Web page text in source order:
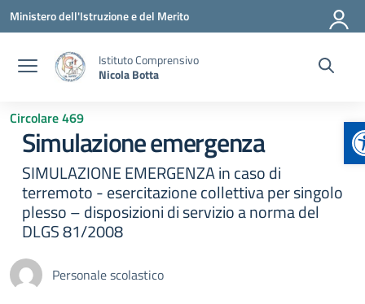
Vai ai contenuti
Vai al menu di navigazione
Vai al footer
Ministero dell'Istruzione e del Merito
Istituto Comprensivo
Nicola Botta
Circolare 469
Simulazione emergenza
SIMULAZIONE EMERGENZA in caso di
terremoto - esercitazione collettiva per singolo
plesso – disposizioni di servizio a norma del
DLGS 81/2008
Personale scolastico